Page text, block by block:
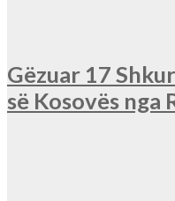
Gëzuar 17
së Kosovës nga